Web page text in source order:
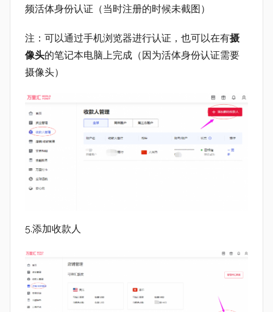
频活体身份认证（当时注册的时候未截图）
注：可以通过手机浏览器进行认证，也可以在有摄
像头的笔记本电脑上完成（因为活体身份认证需要
摄像头）
5.添加收款人